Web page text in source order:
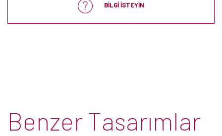
BİLGİ İSTEYİN
Benzer Tasarımlar